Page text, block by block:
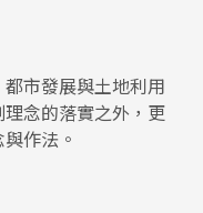
市發展與土地利用
念的落實之外，更
作法。